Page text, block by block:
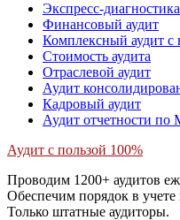
Экспресс-диагностика
Финансовый аудит
Комплексный аудит с
Стоимость аудита
Отраслевой аудит
Аудит
Кадровый аудит
Аудит отчетности
Аудит с пользой 100%
Проводим 1200+ аудитов
Обеспечим порядок в учете
Только штатные аудиторы.